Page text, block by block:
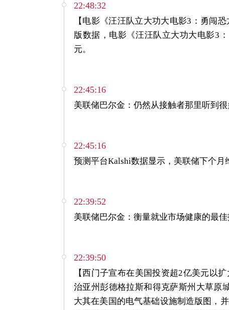
22:48:32
【电影《汪汪队立大功大电影3：勇闯
版数据，电影《汪汪队立大功大电影3
元。
22:45:16
美联储巴尔金：仍然从接触者那里听到
22:45:16
预测平台Kalshi数据显示，美联储下个月
22:39:52
美联储巴尔金：衡量就业市场健康的最佳
22:39:50
【西门子宣布在美国投资超2亿美元以
治亚州彭德格拉斯和得克萨斯州大草原
大其在美国的电气基础设施制造版图，